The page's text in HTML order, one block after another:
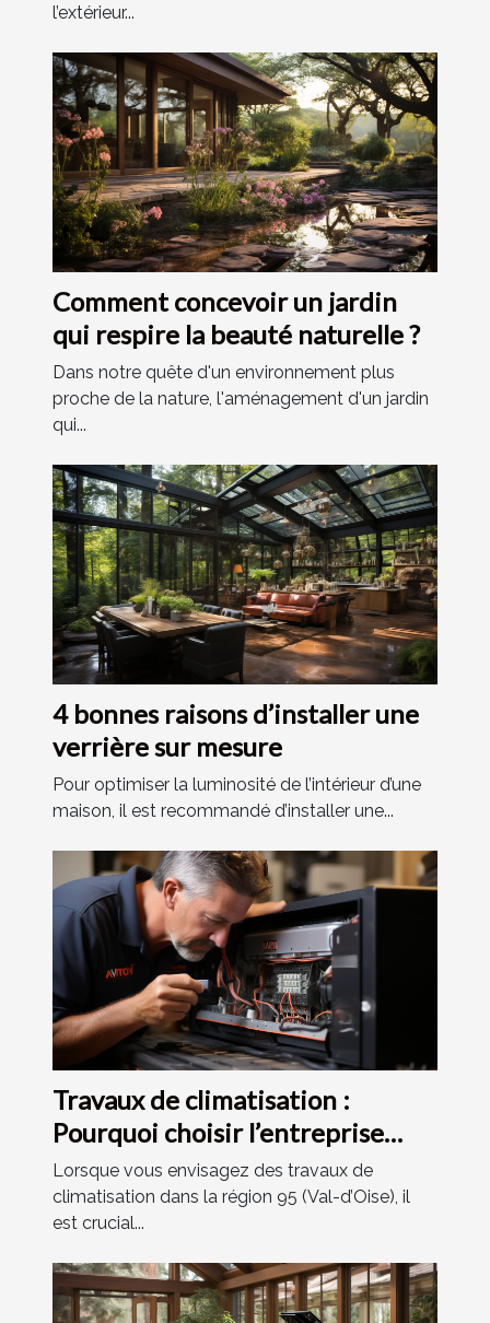
l’extérieur...
Comment concevoir un jardin
qui respire la beauté naturelle ?
Dans notre quête d'un environnement plus
proche de la nature, l'aménagement d'un jardin
qui...
4 bonnes raisons d’installer une
verrière sur mesure
Pour optimiser la luminosité de l’intérieur d’une
maison, il est recommandé d’installer une...
Travaux de climatisation :
Pourquoi choisir l’entreprise
installation climatisation 95 ?
Lorsque vous envisagez des travaux de
climatisation dans la région 95 (Val-d’Oise), il
est crucial...